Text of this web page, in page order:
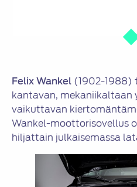
Felix Wankel (1902-1988)
kantavan, mekaniikaltaan
vaikuttavan
Wankel-moottorisovellus
hiljattain julkaisemassa